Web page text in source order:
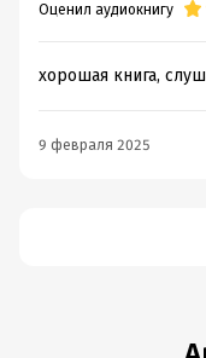
Оценил аудиокнигу
хорошая книга,
9 февраля 2025